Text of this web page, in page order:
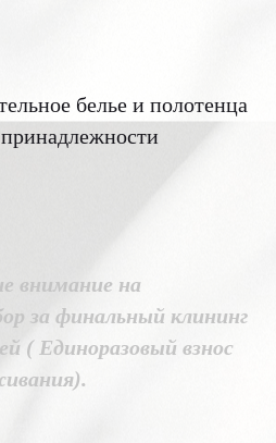
белье и полотенца
внимание на
за финальный клининг
( Единоразовый взнос